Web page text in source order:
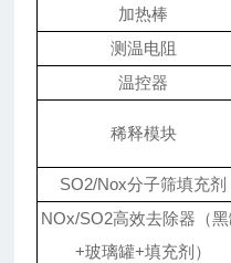
加热棒
测温电阻
温控器
稀释模块
SO2/Nox分子筛填充剂
NOx/SO2高效去除器（
+玻璃罐+填充剂）